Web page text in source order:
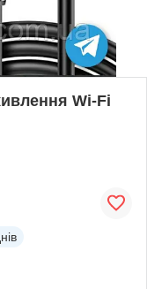
Wi-Fi